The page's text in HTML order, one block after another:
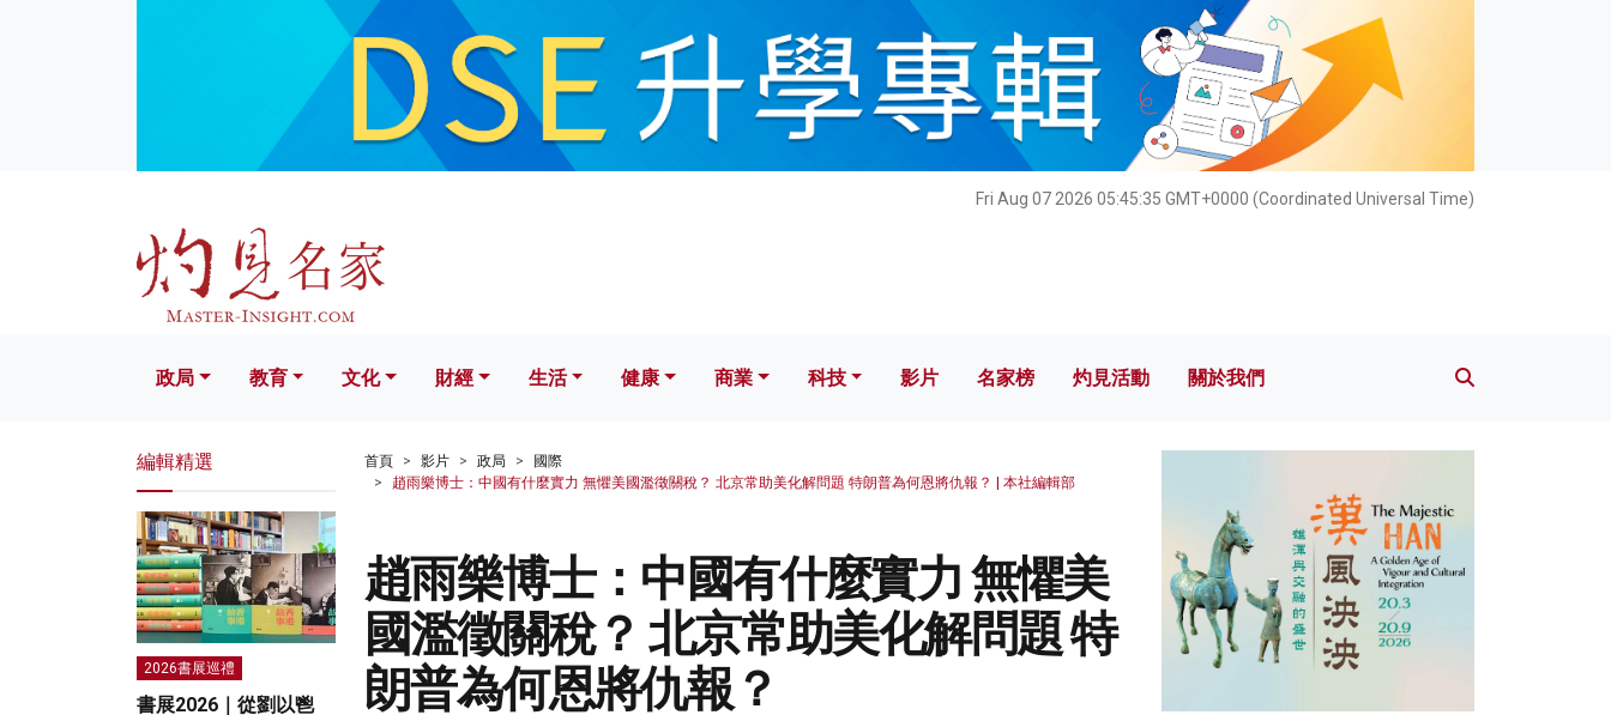
Fri Aug 07 2026 05:45:36 GMT+0000 (Coordinated Universal Time)
文化 財經 生活 健康 科技 影片 名家榜 灼見活動 關於我們
政局 教育 文化 財經 生活 健康 商業 科技 影片 名家榜 灼見活動 關於我們
首頁 影片 政局
國際
趙雨樂博士：中國有什麼實力 無懼美國濫徵關稅？ 北京常助美化解問題 特朗普為何恩將仇報？ | 本社編輯部
趙雨樂博士：中國有什麼實力 無懼美
國濫徵關稅？ 北京常助美化解問題 特
朗普為何恩將仇報？
編輯精選
2026書展巡禮
書展2026｜從劉以鬯